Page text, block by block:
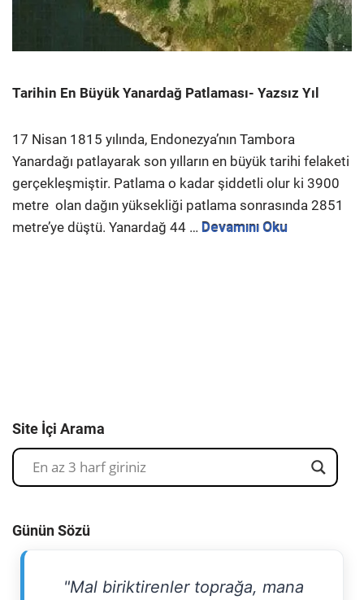
Tarihin En Büyük Yanardağ Patlaması- Yazsız Yıl
17 Nisan 1815 yılında, Endonezya’nın Tambora
Yanardağı patlayarak son yılların en büyük tarihi felaketi
gerçekleşmiştir. Patlama o kadar şiddetli olur ki 3900
metre olan dağın yüksekliği patlama sonrasında 2851
metre’ye düştü. Yanardağ 44 … Devamını Oku
Site İçi Arama
Günün Sözü
"Mal biriktirenler toprağa, mana